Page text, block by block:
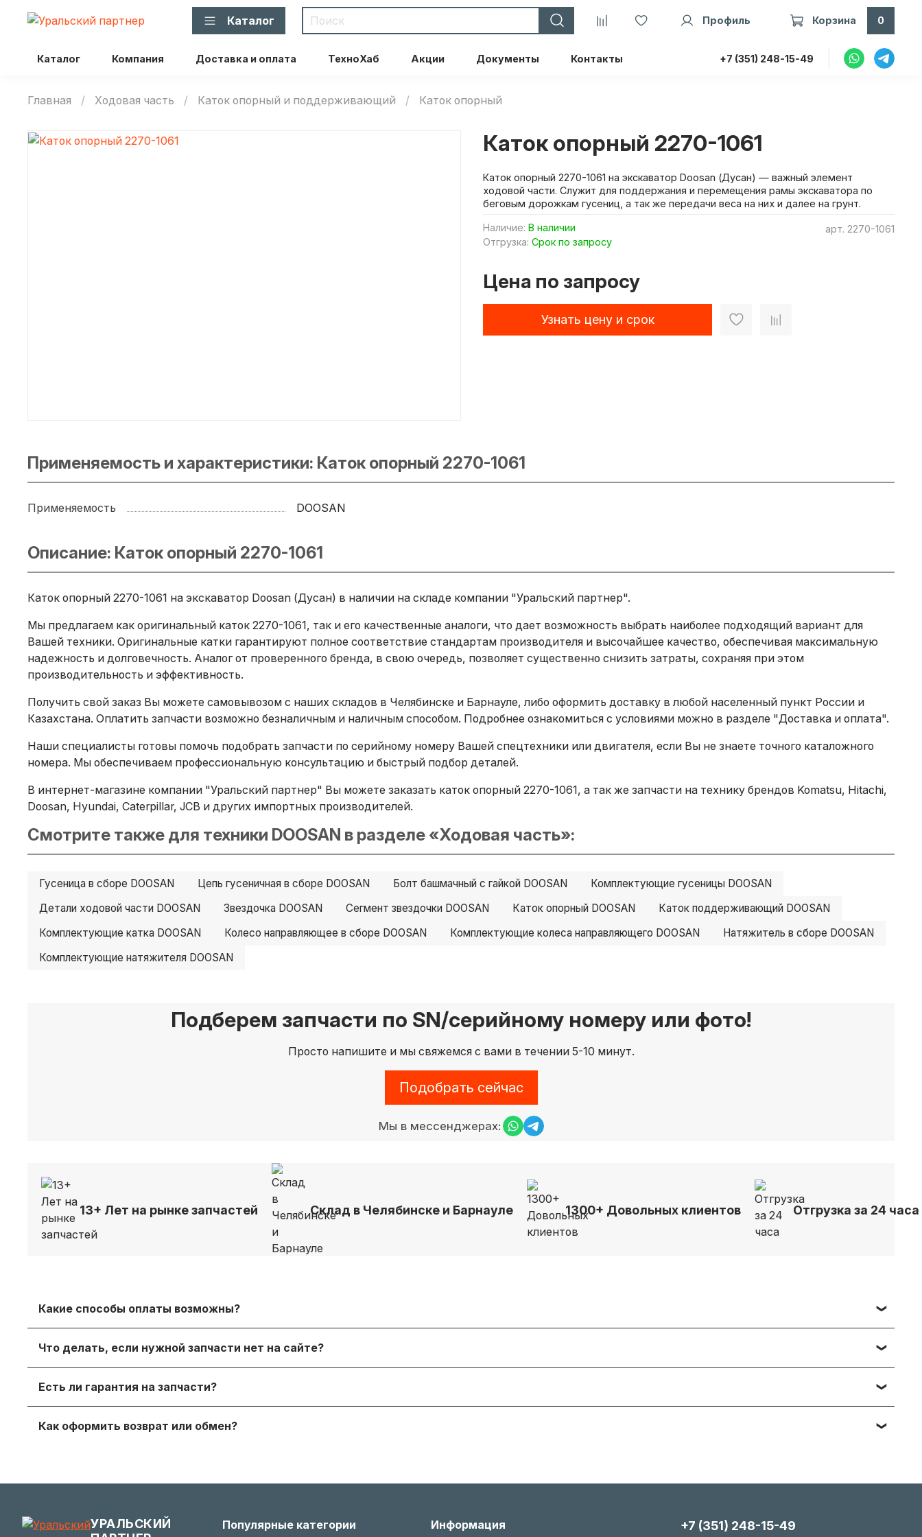
Каталог Компания Доставка и оплата ТехноХаб Акции Документы Контакты +7 (351) 248-15-49
Каталог Профиль Корзина 0
Главная Ходовая часть Каток опорный и поддерживающий Каток опорный
арт. 2270-1061
Наличие: В наличии
Отгрузка: Срок по запросу
Каток опорный 2270-1061
Цена по запросу
Узнать цену и срок
Каток опорный 2270-1061 на экскаватор Doosan (Дусан) — важный элемент
ходовой части. Служит для поддержания и перемещения рамы экскаватора по
беговым дорожкам гусениц, а так же передачи веса на них и далее на грунт.
Применяемость и характеристики: Каток опорный 2270-1061
Применяемость DOOSAN
Описание: Каток опорный 2270-1061
Каток опорный 2270-1061 на экскаватор Doosan (Дусан) в наличии на складе компании "Уральский партнер".
Мы предлагаем как оригинальный каток 2270-1061, так и его качественные аналоги, что дает возможность выбрать наиболее подходящий вариант для
Вашей техники. Оригинальные катки гарантируют полное соответствие стандартам производителя и высочайшее качество, обеспечивая максимальную
надежность и долговечность. Аналог от проверенного бренда, в свою очередь, позволяет существенно снизить затраты, сохраняя при этом
производительность и эффективность.
Получить свой заказ Вы можете самовывозом с наших складов в Челябинске и Барнауле, либо оформить доставку в любой населенный пункт России и
Казахстана. Оплатить запчасти возможно безналичным и наличным способом. Подробнее ознакомиться с условиями можно в разделе "Доставка и оплата".
Наши специалисты готовы помочь подобрать запчасти по серийному номеру Вашей спецтехники или двигателя, если Вы не знаете точного каталожного
номера. Мы обеспечиваем профессиональную консультацию и быстрый подбор деталей.
В интернет-магазине компании "Уральский партнер" Вы можете заказать каток опорный 2270-1061, а так же запчасти на технику брендов Komatsu, Hitachi,
Doosan, Hyundai, Caterpillar, JCB и других импортных производителей.
Смотрите также для техники DOOSAN в разделе «Ходовая часть»:
Гусеница в сборе DOOSAN Цепь гусеничная в сборе DOOSAN Болт башмачный с гайкой DOOSAN
Комплектующие гусеницы DOOSAN
Детали ходовой части DOOSAN
Звездочка DOOSAN Сегмент звездочки DOOSAN Каток опорный DOOSAN
Каток поддерживающий DOOSAN
Комплектующие катка DOOSAN
Колесо направляющее в сборе DOOSAN Комплектующие колеса направляющего DOOSAN
Натяжитель в сборе DOOSAN
Комплектующие натяжителя DOOSAN
Подберем запчасти по SN/серийному номеру или фото!
Просто напишите и мы свяжемся с вами в течении 5-10 минут.
Подобрать сейчас
Мы в мессенджерах:
13+ Лет на рынке запчастей Склад в Челябинске и Барнауле 1300+ Довольных клиентов Отгрузка за 24 часа
Какие способы оплаты возможны?
онлайн‑оплату.
Что делать, если нужной запчасти нет на сайте?
достойный вариант.
Есть ли гарантия на запчасти?
получите с заказом или по запросу у менеджера.
Как оформить возврат или обмен?
УРАЛЬСКИЙ
Популярные категории Информация +7 (351) 248-15-49